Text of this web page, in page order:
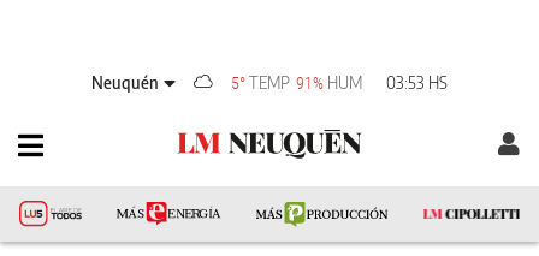
Neuquén 5°TEMP 91% HUM 03:53 HS